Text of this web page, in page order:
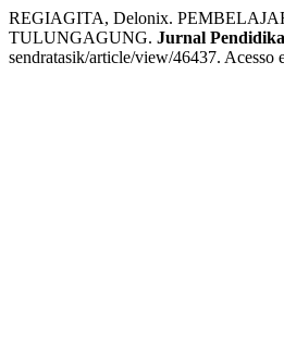
REGIAGITA, Delonix.
TULUNGAGUNG. Jurnal
sendratasik/article/view/46437. Acesso